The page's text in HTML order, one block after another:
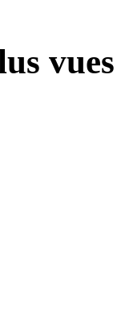
vues